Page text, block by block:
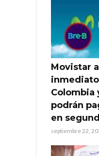
Movistar
Colombia
podrán
en
septiembre 22,